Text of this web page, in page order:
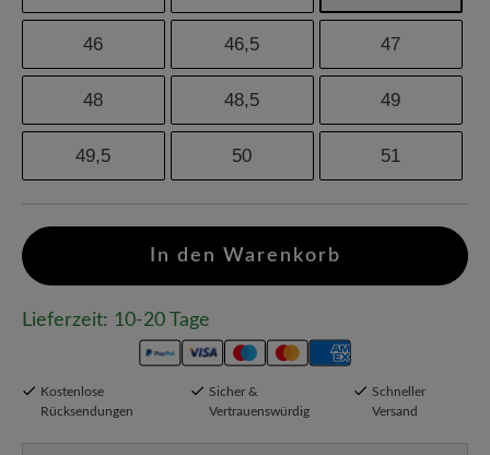
46 46,5 47
48 48,5 49
49,5 50 51
In den Warenkorb
Lieferzeit: 10-20 Tage
Kostenlose
Rücksendungen
Sicher &
Vertrauenswürdig
Schneller
Versand